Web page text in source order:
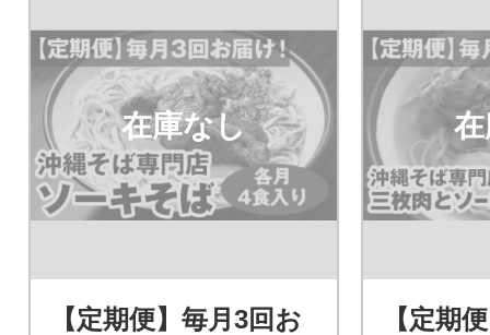
在庫なし
【定期便】毎月3回お
【定期